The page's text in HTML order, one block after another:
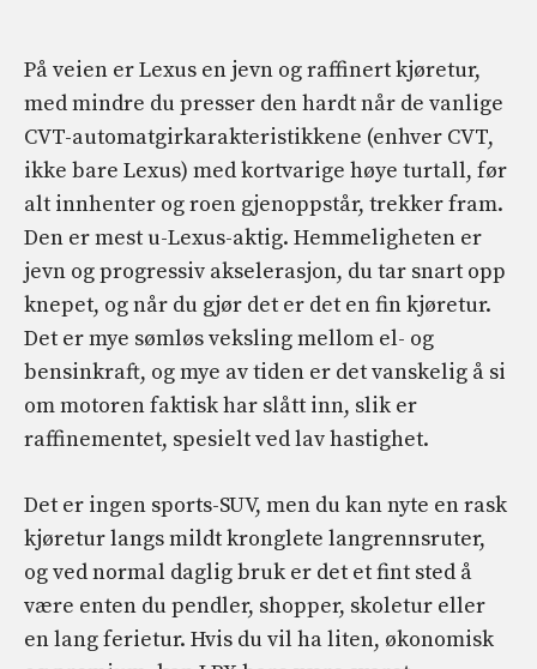
På veien er Lexus en jevn og raffinert kjøretur,
med mindre du presser den hardt når de vanlige
CVT-automatgirkarakteristikkene (enhver CVT,
ikke bare Lexus) med kortvarige høye turtall, før
alt innhenter og roen gjenoppstår, trekker fram.
Den er mest u-Lexus-aktig. Hemmeligheten er
jevn og progressiv akselerasjon, du tar snart opp
knepet, og når du gjør det er det en fin kjøretur.
Det er mye sømløs veksling mellom el- og
bensinkraft, og mye av tiden er det vanskelig å si
om motoren faktisk har slått inn, slik er
raffinementet, spesielt ved lav hastighet.
Det er ingen sports-SUV, men du kan nyte en rask
kjøretur langs mildt kronglete langrennsruter,
og ved normal daglig bruk er det et fint sted å
være enten du pendler, shopper, skoletur eller
en lang ferietur. Hvis du vil ha liten, økonomisk